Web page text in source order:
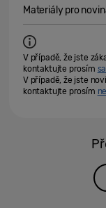
Materiály pro
V případě, že jste
kontaktujte prosím
V případě, že jste
kontaktujte prosím